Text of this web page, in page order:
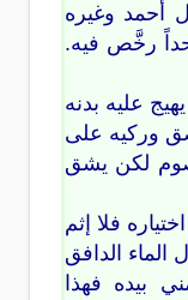
أحمد وغيره
رخَّص فيه.
عليه بدنه
وركيه على
لكن يشق
فلا إثم
الماء الدافق
بيده فهذا